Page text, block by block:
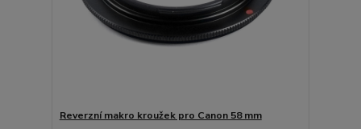
Reverzní makro kroužek pro Canon 58 mm